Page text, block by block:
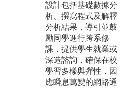
設計包括基礎數據分
析、撰寫程式及解釋
分析結果，導引並鼓
勵同學進行跨系修
課，提供學生就業或
深造諮詢，確保在校
學習多樣與彈性，因
應瞬息萬變的網路通